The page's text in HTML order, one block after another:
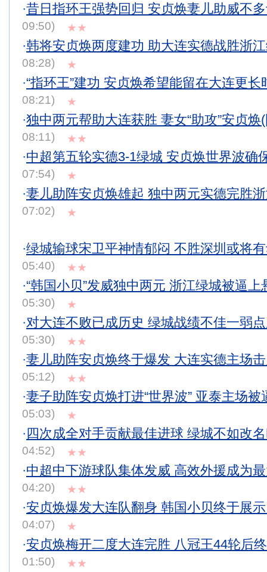
·昔日指环王强势回归 安贞焕妻儿助威不
09:50)
★★
·韩将安贞焕两度建功 助大连实德战胜浙
08:28)
★
·“指环王”建功 安贞焕希望能留在大连更长
08:21)
★
·独中两元帮助大连获胜 妻女“助攻”安贞焕
08:11)
★★
·中超第五轮实德3-1绿城 安贞焕世界波确
07:54)
★
·妻儿助阵安贞焕雄起 独中两元实德完胜
07:02)
★
·绿城输球宋卫平神情郁闷 不胜深圳或将
05:40)
★★
·“韩国小贝”发威独中两元 浙江绿城被逼上
05:30)
★
·对大连不败已成历史 绿城战绩不佳一弱
05:30)
★★
·妻儿助阵安贞焕终于爆发 大连实德主场
05:12)
★★
·妻子助阵安贞焕打进“世界波” 亚泰主场被
05:03)
★
·四次成全对手贡献最佳进球 绿城不如改
04:52)
★★
·中超中下游球队集体发威 高效外援成为
04:20)
★★
·安贞焕爆发大连队翻身 韩国小贝终于展
04:07)
★
·安贞焕梅开二度大连完胜 八冠王44轮后
01:50)
★★